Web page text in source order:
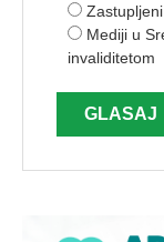
Mediji u
invaliditetom
GLASAJ